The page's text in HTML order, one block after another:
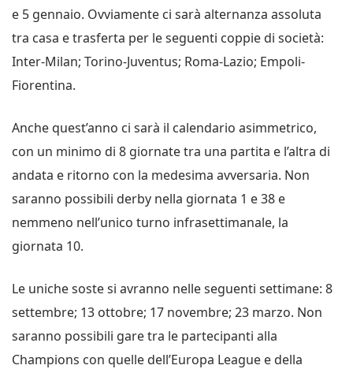
e 5 gennaio. Ovviamente ci sarà alternanza assoluta
tra casa e trasferta per le seguenti coppie di società:
Inter-Milan; Torino-Juventus; Roma-Lazio; Empoli-
Fiorentina.
Anche quest’anno ci sarà il calendario asimmetrico,
con un minimo di 8 giornate tra una partita e l’altra di
andata e ritorno con la medesima avversaria. Non
saranno possibili derby nella giornata 1 e 38 e
nemmeno nell’unico turno infrasettimanale, la
giornata 10.
Le uniche soste si avranno nelle seguenti settimane: 8
settembre; 13 ottobre; 17 novembre; 23 marzo. Non
saranno possibili gare tra le partecipanti alla
Champions con quelle dell’Europa League e della